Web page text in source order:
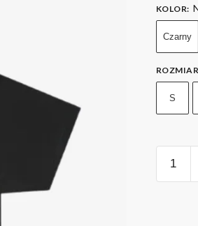
KOLOR:
Czarny
S